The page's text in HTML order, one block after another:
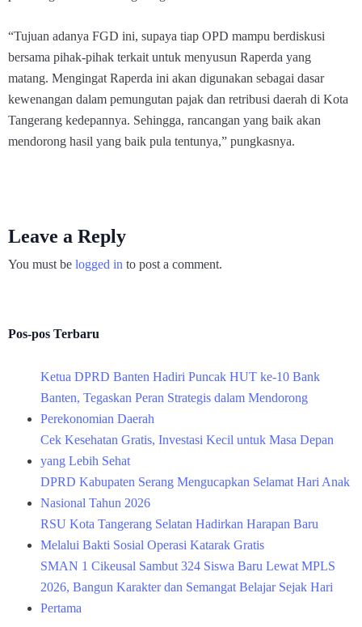
“Tujuan adanya FGD ini, supaya tiap OPD mampu berdiskusi
bersama pihak-pihak terkait untuk menyusun Raperda yang
matang. Mengingat Raperda ini akan digunakan sebagai dasar
kewenangan dalam pemungutan pajak dan retribusi daerah di Kota
Tangerang kedepannya. Sehingga, rancangan yang baik akan
mendorong hasil yang baik pula tentunya,” pungkasnya.
Leave a Reply
You must be logged in to post a comment.
Pos-pos Terbaru
Ketua DPRD Banten Hadiri Puncak HUT ke-10 Bank
Banten, Tegaskan Peran Strategis dalam Mendorong
Perekonomian Daerah
Cek Kesehatan Gratis, Investasi Kecil untuk Masa Depan
yang Lebih Sehat
DPRD Kabupaten Serang Mengucapkan Selamat Hari Anak
Nasional Tahun 2026
RSU Kota Tangerang Selatan Hadirkan Harapan Baru
Melalui Bakti Sosial Operasi Katarak Gratis
SMAN 1 Cikeusal Sambut 324 Siswa Baru Lewat MPLS
2026, Bangun Karakter dan Semangat Belajar Sejak Hari
Pertama